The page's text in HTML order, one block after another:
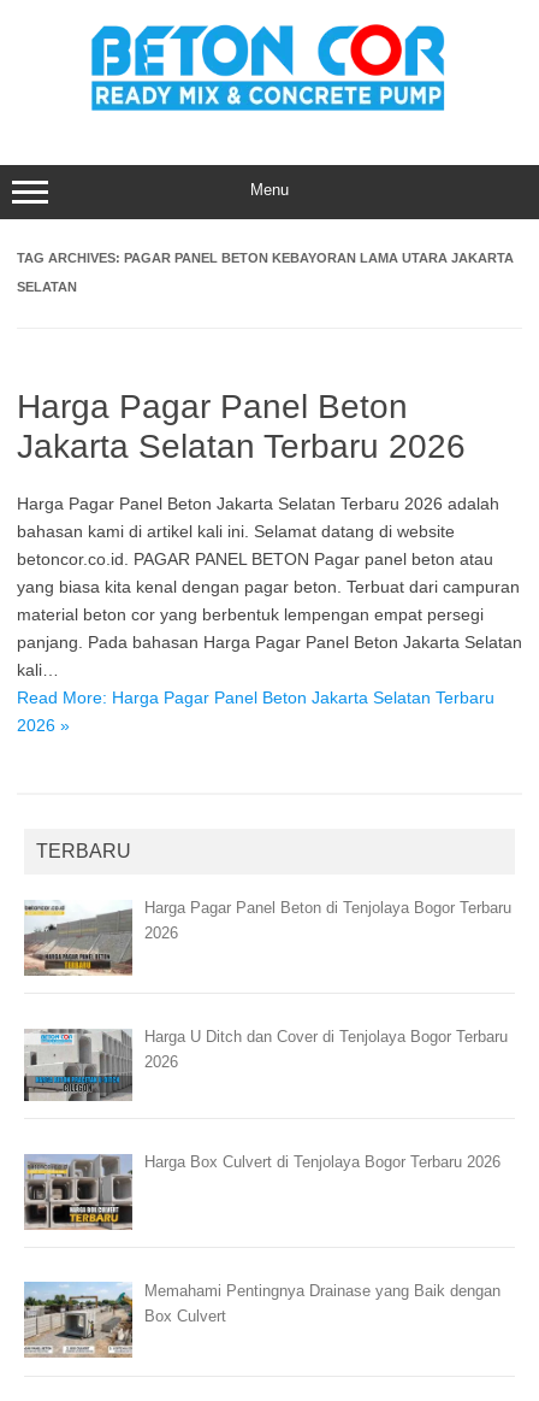
Menu
TAG ARCHIVES: PAGAR PANEL BETON KEBAYORAN LAMA UTARA JAKARTA
SELATAN
Harga Pagar Panel Beton
Jakarta Selatan Terbaru 2026
Harga Pagar Panel Beton Jakarta Selatan Terbaru 2026 adalah
bahasan kami di artikel kali ini. Selamat datang di website
betoncor.co.id. PAGAR PANEL BETON Pagar panel beton atau
yang biasa kita kenal dengan pagar beton. Terbuat dari campuran
material beton cor yang berbentuk lempengan empat persegi
panjang. Pada bahasan Harga Pagar Panel Beton Jakarta Selatan
kali…
Read More: Harga Pagar Panel Beton Jakarta Selatan Terbaru
2026 »
TERBARU
Harga Pagar Panel Beton di Tenjolaya Bogor Terbaru
2026
Harga U Ditch dan Cover di Tenjolaya Bogor Terbaru
2026
Harga Box Culvert di Tenjolaya Bogor Terbaru 2026
Memahami Pentingnya Drainase yang Baik dengan
Box Culvert